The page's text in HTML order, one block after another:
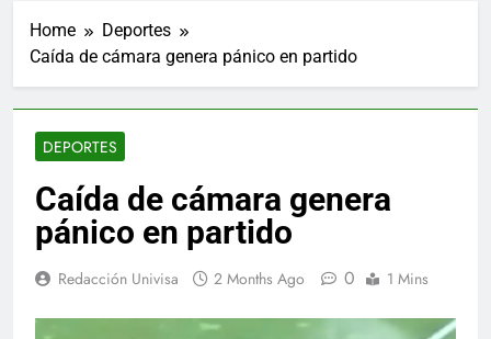
Home
Deportes
Caída de cámara genera pánico en partido
DEPORTES
Caída de cámara genera
pánico en partido
Redacción Univisa 2 Months Ago 0 1 Mins